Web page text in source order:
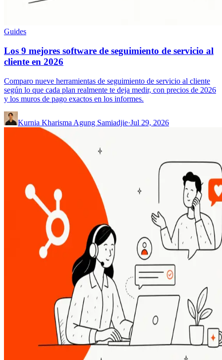
Guides
Los 9 mejores software de seguimiento de servicio al
cliente en 2026
Comparo nueve herramientas de seguimiento de servicio al cliente
según lo que cada plan realmente te deja medir, con precios de 2026
y los muros de pago exactos en los informes.
Kurnia Kharisma Agung Samiadjie·Jul 29, 2026